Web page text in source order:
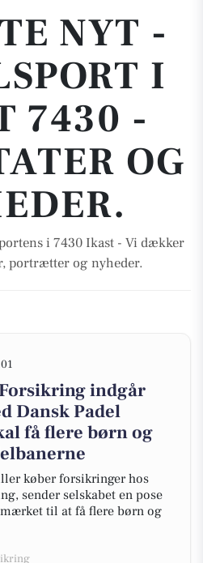
NYT -
I
7430 -
OG
i 7430 Ikast - Vi dækker
portrætter og nyheder.
indgår
Dansk Padel
få flere børn og
køber forsikringer hos
sender selskabet en pose
til at få flere børn og